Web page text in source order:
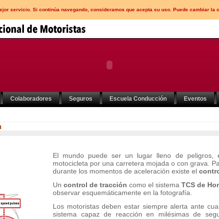
servicio. Si continúa navegando, consideramos que acepta su uso. Puede cambiar
Colaboradores Seguros Escuela Conducción Eventos
El mundo puede ser un lugar lleno de peligros,
motocicleta por una carretera mojada o con grava.
durante los momentos de aceleración existe el
Un control de tracción como el sistema TCS de
observar esquemáticamente en la fotografía.
Los motoristas deben estar siempre alerta ante
sistema capaz de reacción en milésimas de